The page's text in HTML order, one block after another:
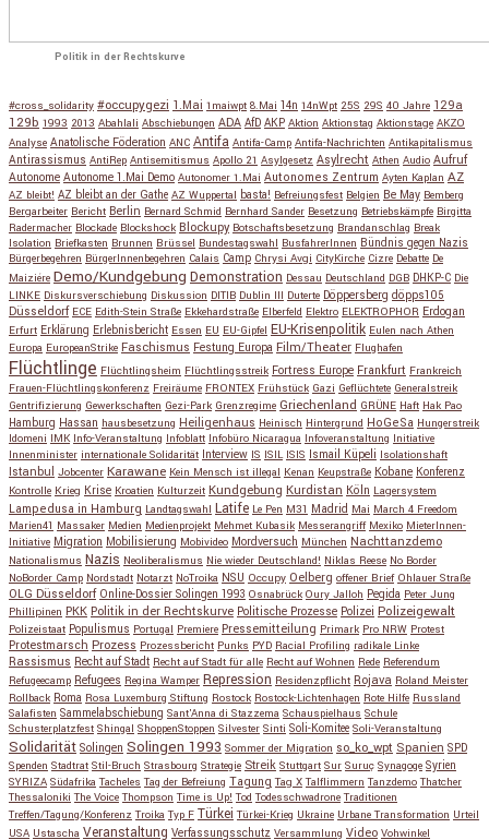
Politik in der Rechtskurve
#cross_solidarity #occupygezi 1.Mai 1maiwpt 8.Mai 14n 14nWpt 25S 29S 40 Jahre 129a
129b 1993 2013 Abahlali Abschiebungen ADA AfD AKP Aktion Aktionstag Aktionstage AKZO
Analyse Anatolische Föderation ANC Antifa Antifa-Camp Antifa-Nachrichten Antikapitalismus
Antirassismus AntiRep Antisemitismus Apollo 21 Asylgesetz Asylrecht Athen Audio Aufruf
Autonome Autonome 1.Mai Demo Autonomer 1.Mai Autonomes Zentrum Ayten Kaplan AZ
AZ bleibt! AZ bleibt an der Gathe AZ Wuppertal basta! Befreiungsfest Belgien Be May Bemberg
Bergarbeiter Bericht Berlin Bernard Schmid Bernhard Sander Besetzung Betriebskämpfe Birgitta
Radermacher Blockade Blockshock Blockupy Botschaftsbesetzung Brandanschlag Break
Isolation Briefkasten Brunnen Brüssel Bundestagswahl BusfahrerInnen Bündnis gegen Nazis
Bürgerbegehren BürgerInnenbegehren Calais Camp Chrysi Avgi CityKirche Cizre Debatte De
Maiziére Demo/Kundgebung Demonstration Dessau Deutschland DGB DHKP-C Die
LINKE Diskursverschiebung Diskussion DITIB Dublin III Duterte Döppersberg döpps105
Düsseldorf ECE Edith-Stein Straße Ekkehardstraße Elberfeld Elektro ELEKTROPHOR Erdogan
Erfurt Erklärung Erlebnisbericht Essen EU EU-Gipfel EU-Krisenpolitik Eulen nach Athen
Europa EuropeanStrike Faschismus Festung Europa Film/Theater Flughafen
Flüchtlinge Flüchtlingsheim Flüchtlingsstreik Fortress Europe Frankfurt Frankreich
Frauen-Flüchtlingskonferenz Freiräume FRONTEX Frühstück Gazi Geflüchtete Generalstreik
Gentrifizierung Gewerkschaften Gezi-Park Grenzregime Griechenland GRÜNE Haft Hak Pao
Hamburg Hassan hausbesetzung Heiligenhaus Heinisch Hintergrund HoGeSa Hungerstreik
Idomeni IMK Info-Veranstaltung Infoblatt Infobüro Nicaragua Infoveranstaltung Initiative
Innenminister internationale Solidarität Interview IS ISIL ISIS Ismail Küpeli Isolationshaft
Istanbul Jobcenter Karawane Kein Mensch ist illegal Kenan Keupstraße Kobane Konferenz
Kontrolle Krieg Krise Kroatien Kulturzeit Kundgebung Kurdistan Köln Lagersystem
Lampedusa in Hamburg Landtagswahl Latife Le Pen M31 Madrid Mai March 4 Freedom
Marien41 Massaker Medien Medienprojekt Mehmet Kubasik Messerangriff Mexiko MieterInnen-
Initiative Migration Mobilisierung Mobivideo Mordversuch München Nachttanzdemo
Nationalismus Nazis Neoliberalismus Nie wieder Deutschland! Niklas Reese No Border
NoBorder Camp Nordstadt Notarzt NoTroika NSU Occupy Oelberg offener Brief Ohlauer Straße
OLG Düsseldorf Online-Dossier Solingen 1993 Osnabrück Oury Jalloh Pegida Peter Jung
Phillipinen PKK Politik in der Rechtskurve Politische Prozesse Polizei Polizeigewalt
Polizeistaat Populismus Portugal Premiere Pressemitteilung Primark Pro NRW Protest
Protestmarsch Prozess Prozessbericht Punks PYD Racial Profiling radikale Linke
Rassismus Recht auf Stadt Recht auf Stadt für alle Recht auf Wohnen Rede Referendum
Refugeecamp Refugees Regina Wamper Repression Residenzpflicht Rojava Roland Meister
Rollback Roma Rosa Luxemburg Stiftung Rostock Rostock-Lichtenhagen Rote Hilfe Russland
Salafisten Sammelabschiebung Sant'Anna di Stazzema Schauspielhaus Schule
Schusterplatzfest Shingal ShoppenStoppen Silvester Sinti Soli-Komitee Soli-Veranstaltung
Solidarität Solingen Solingen 1993 Sommer der Migration so_ko_wpt Spanien SPD
Spenden Stadtrat Stil-Bruch Strasbourg Strategie Streik Stuttgart Sur Suruç Synagoge Syrien
SYRIZA Südafrika Tacheles Tag der Befreiung Tagung Tag X Talflimmern Tanzdemo Thatcher
Thessaloniki The Voice Thompson Time is Up! Tod Todesschwadrone Traditionen
Treffen/Tagung/Konferenz Troika Typ F Türkei Türkei-Krieg Ukraine Urbane Transformation Urteil
USA Ustascha Veranstaltung Verfassungsschutz Versammlung Video Vohwinkel